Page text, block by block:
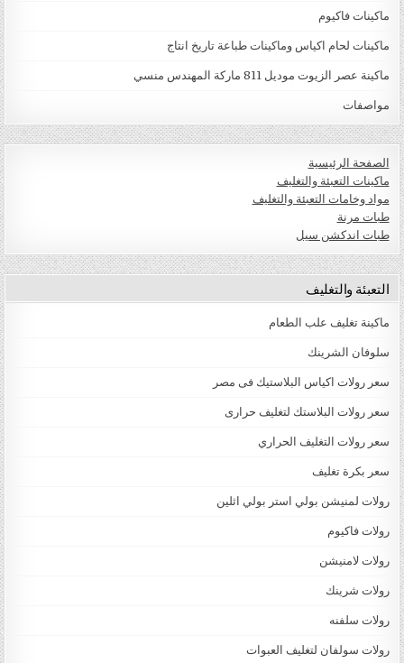
ماكينات فاكيوم
ماكينات لحام اكياس وماكينات طباعة تاريخ انتاج
ماكينة عصر الزيوت موديل 811 ماركة المهندس منسي
مواصفات
الصفحة الرئيسية
ماكينات التعبئة والتغليف
مواد وخامات التعبئة والتغليف
طبات مرنة
طبات اندكشن سيل
التعبئة والتغليف
ماكينة تغليف علب الطعام
سلوفان الشرينك
سعر رولات اكياس البلاستيك فى مصر
سعر رولات البلاستك لتغليف حرارى
سعر رولات التغليف الحراري
سعر بكرة تغليف
رولات لمنيشن بولي استر بولي اثلين
رولات فاكيوم
رولات لامنيشن
رولات شرينك
رولات سلفنه
رولات سولفان لتغليف العبوات